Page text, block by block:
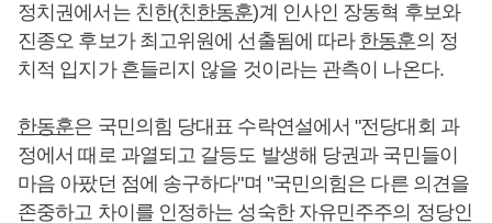
정치권에서는 친한(친한동훈)계 인사인 장동혁 후보와
진종오 후보가 최고위원에 선출됨에 따라 한동훈의 정
치적 입지가 흔들리지 않을 것이라는 관측이 나온다.
한동훈은 국민의힘 당대표 수락연설에서 "전당대회 과
정에서 때로 과열되고 갈등도 발생해 당권과 국민들이
마음 아팠던 점에 송구하다"며 "국민의힘은 다른 의견을
존중하고 차이를 인정하는 성숙한 자유민주주의 정당인